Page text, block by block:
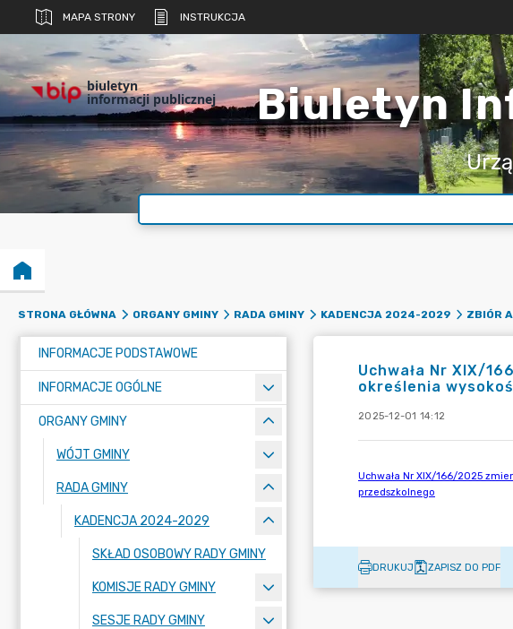
MAPA STRONY INSTRUKCJA
biuletyn
informacji publicznej Biuletyn
STRONA GŁÓWNA ORGANY GMINY RADA GMINY KADENCJA 2024-2029 ZBIÓR
INFORMACJE PODSTAWOWE
INFORMACJE OGÓLNE
ORGANY GMINY
WÓJT GMINY
RADA GMINY
KADENCJA 2024-2029
SKŁAD OSOBOWY RADY GMINY
KOMISJE RADY GMINY
SESJE RADY GMINY
Uchwała Nr XIX/
określenia
2025-12-01 14:12
DRUKUJ ZAPISZ DO PDF